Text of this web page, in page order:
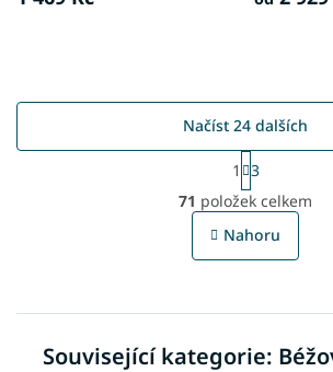
O
v
l
c
p
Načíst 24 dalších
S
t
r
á
n
á
í
1
3
71 položek celkem
Nahoru
Související kategorie: